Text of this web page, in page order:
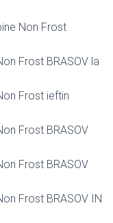
Non Frost
Frost BRASOV la
Frost ieftin
Frost BRASOV
Frost BRASOV
Frost BRASOV IN